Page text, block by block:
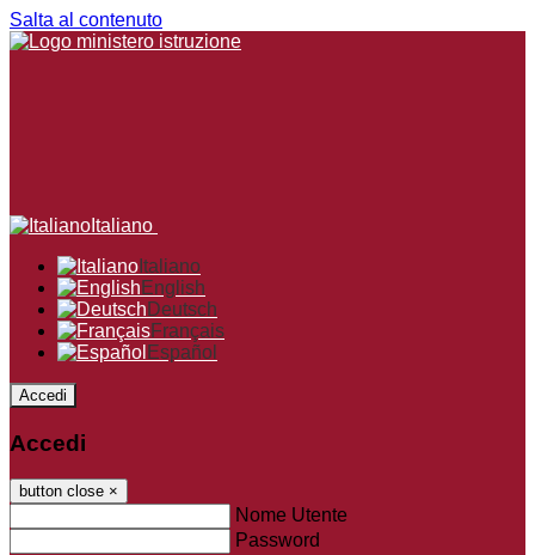
Salta al contenuto
Italiano
Italiano
English
Deutsch
Français
Español
Accedi
Accedi
button close ×
Nome Utente
Password